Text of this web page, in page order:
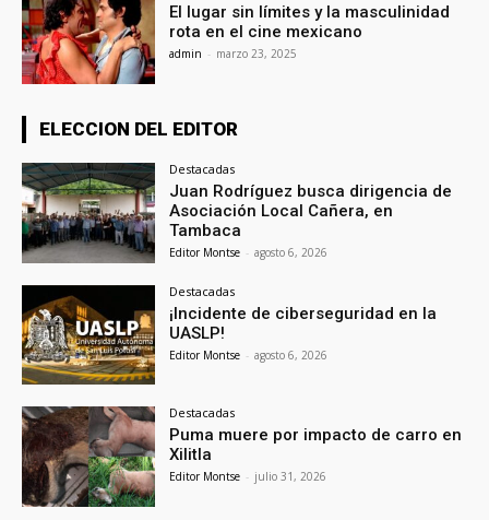
El lugar sin límites y la masculinidad
rota en el cine mexicano
admin - marzo 23, 2025
ELECCION DEL EDITOR
Destacadas
Juan Rodríguez busca dirigencia de
Asociación Local Cañera, en
Tambaca
Editor Montse - agosto 6, 2026
Destacadas
¡Incidente de ciberseguridad en la
UASLP!
Editor Montse - agosto 6, 2026
Destacadas
Puma muere por impacto de carro en
Xilitla
Editor Montse - julio 31, 2026